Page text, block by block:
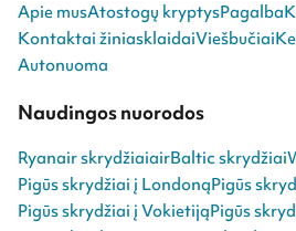
Apie musAtostogų kryptysPagalba
Kontaktai žiniasklaidaiViešbučiai
Autonuoma
Naudingos nuorodos
Ryanair skrydžiaiairBaltic skrydžiai
Pigūs skrydžiai į LondonąPigūs
Pigūs skrydžiai į VokietijąPigūs